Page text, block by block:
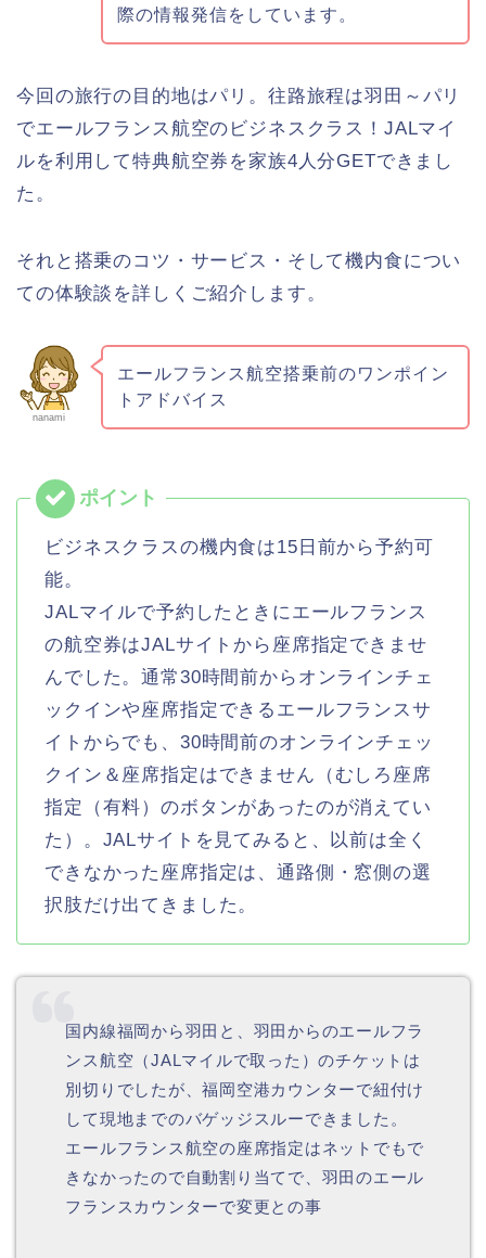
際の情報発信をしています。
今回の旅行の目的地はパリ。往路旅程は羽田～パリ
でエールフランス航空のビジネスクラス！JALマイ
ルを利用して特典航空券を家族4人分GETできまし
た。
それと搭乗のコツ・サービス・そして機内食につい
ての体験談を詳しくご紹介します。
nanami
エールフランス航空搭乗前のワンポイン
トアドバイス
ビジネスクラスの機内食は15日前から予約可
能。
JALマイルで予約したときにエールフランス
の航空券はJALサイトから座席指定できませ
んでした。通常30時間前からオンラインチェ
ックインや座席指定できるエールフランスサ
イトからでも、30時間前のオンラインチェッ
クイン＆座席指定はできません（むしろ座席
指定（有料）のボタンがあったのが消えてい
た）。JALサイトを見てみると、以前は全く
できなかった座席指定は、通路側・窓側の選
択肢だけ出てきました。
国内線福岡から羽田と、羽田からのエールフラ
ンス航空（JALマイルで取った）のチケットは
別切りでしたが、福岡空港カウンターで紐付け
して現地までのバゲッジスルーできました。
エールフランス航空の座席指定はネットでもで
きなかったので自動割り当てで、羽田のエール
フランスカウンターで変更との事